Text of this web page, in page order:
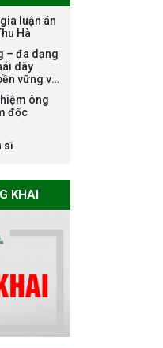
án tiến
Trương
Nguyễn
chương
bổng
luận án
Hà
– đa dạng
dãy
vững và
ông
đốc
sĩ
KHAI